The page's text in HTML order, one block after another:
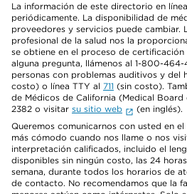
La información de este directorio en
periódicamente. La disponibilidad de
proveedores y servicios puede cambiar.
profesional de la salud nos la
se obtiene en el proceso de certificación
alguna pregunta, llámenos al 1-800-
personas con problemas auditivos y
costo) o línea TTY al 711 (sin costo).
de Médicos de California (Medical
2382 o visitar su sitio web
(en inglés).
Queremos comunicarnos con usted en
más cómodo cuando nos llame o nos
interpretación calificados, incluido el
disponibles sin ningún costo, las 24
semana, durante todos los horarios de
de contacto. No recomendamos que la